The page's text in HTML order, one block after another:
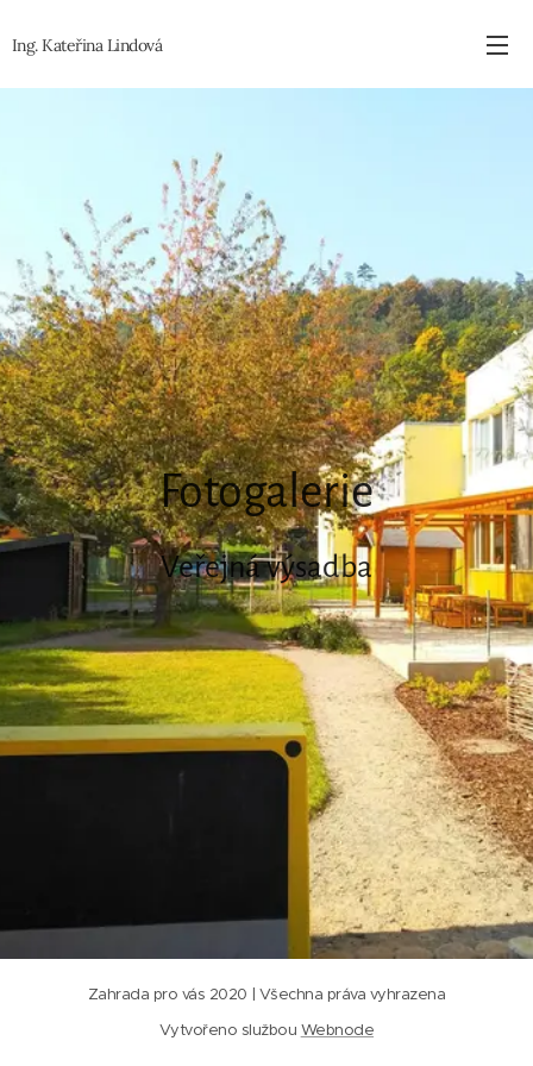
Ing. Kateřina Lindová
Fotogalerie
Veřejná výsadba
Zahrada pro vás 2020 | Všechna práva vyhrazena
Vytvořeno službou Webnode